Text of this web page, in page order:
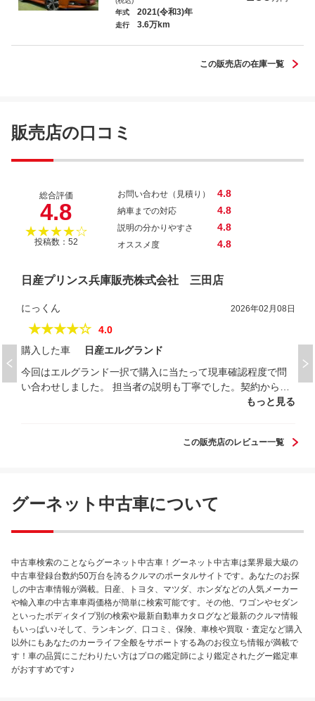
キャラバン ロンググランドプレミアム
年式 2021(令和3)年
走行 3.6万km
この販売店の在庫一覧
販売店の口コミ
総合評価
4.8
★★★★☆
投稿数：52
お問い合わせ（見積り） 4.8
納車までの対応 4.8
説明の分かりやすさ 4.8
オススメ度 4.8
日産プリンス兵庫販売株式会社 三田店
にっくん 2026年02月08日
★★★★☆
4.0
購入した車
日産エルグランド
今回はエルグランド一択で購入に当たって現車確認程度で問
い合わせしました。 担当者の説明も丁寧でした。契約から納
車までも連絡をこまめに頂き、納車後も購入者に寄り添って
もっと見る
この販売店のレビュー一覧
グーネット中古車について
中古車検索のことならグーネット中古車！グーネット中古車は業界最大級の
中古車登録台数約50万台を誇るクルマのポータルサイトです。あなたのお探
しの中古車情報が満載。日産、トヨタ、マツダ、ホンダなどの人気メーカー
や輸入車の中古車車両価格が簡単に検索可能です。その他、ワゴンやセダン
といったボディタイプ別の検索や最新自動車カタログなど最新のクルマ情報
もいっぱい♪そして、ランキング、口コミ、保険、車検や買取・査定など購入
以外にもあなたのカーライフ全般をサポートする為のお役立ち情報が満載で
す！車の品質にこだわりたい方はプロの鑑定師により鑑定されたグー鑑定車
がおすすめです♪